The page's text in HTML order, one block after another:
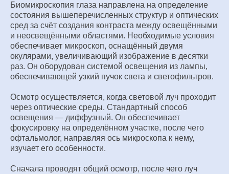
Биомикроскопия глаза направлена на определение
состояния вышеперечисленных структур и оптических
сред за счёт создания контраста между освещёнными
и неосвещёнными областями. Необходимые условия
обеспечивает микроскоп, оснащённый двумя
окулярами, увеличивающий изображение в десятки
раз. Он оборудован системой освещения из лампы,
обеспечивающей узкий пучок света и светофильтров.
Осмотр осуществляется, когда световой луч проходит
через оптические среды. Стандартный способ
освещения — диффузный. Он обеспечивает
фокусировку на определённом участке, после чего
офтальмолог, направляя ось микроскопа к нему,
изучает его особенности.
Сначала проводят общий осмотр, после чего луч